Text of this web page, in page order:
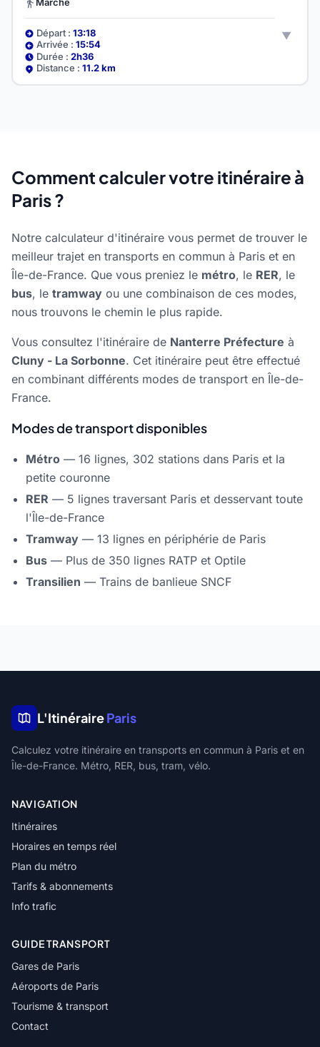
Départ : 13:18
Arrivée : 15:54
Durée : 2h36
Distance : 11.2 km
Comment calculer votre itinéraire à
Paris ?
Notre calculateur d'itinéraire vous permet de trouver le
meilleur trajet en transports en commun à Paris et en
Île-de-France. Que vous preniez le métro, le RER, le
bus, le tramway ou une combinaison de ces modes,
nous trouvons le chemin le plus rapide.
Vous consultez l'itinéraire de Nanterre Préfecture à
Cluny - La Sorbonne. Cet itinéraire peut être effectué
en combinant différents modes de transport en Île-de-
France.
Modes de transport disponibles
Métro — 16 lignes, 302 stations dans Paris et la
petite couronne
RER — 5 lignes traversant Paris et desservant toute
l'Île-de-France
Tramway — 13 lignes en périphérie de Paris
Bus — Plus de 350 lignes RATP et Optile
Transilien — Trains de banlieue SNCF
L'ItinéraireParis
Calculez votre itinéraire en transports en commun à Paris et en
Île-de-France. Métro, RER, bus, tram, vélo.
NAVIGATION
Itinéraires
Horaires en temps réel
Plan du métro
Tarifs & abonnements
Info trafic
GUIDE TRANSPORT
Gares de Paris
Aéroports de Paris
Tourisme & transport
Contact